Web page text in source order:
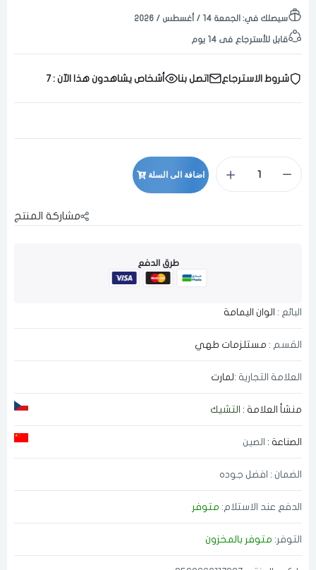
سيصلك في: الجمعة ١٤ / أغسطس / ٢٠٢٦
قابل للأسترجاع فى 14 يوم
شروط الاسترجاع اتصل بنا أشخاص يشاهدون هذا الآن :7
اضافة الى السلة
مشاركة المنتج
طرق الدفع
البائع : الوان اليمامة
القسم : مستلزمات طهي
العلامة التجارية : لمارت
منشأ العلامة : التشيك
الصناعة : الصين
الضمان : افضل جوده
الدفع عند الاستلام: متوفر
التوفر: متوفر بالمخزون